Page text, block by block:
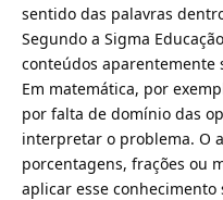
sentido das palavras
Segundo a Sigma
conteúdos
Em matemática, por
por falta de domínio das
interpretar o problema. O
porcentagens, frações ou
aplicar esse